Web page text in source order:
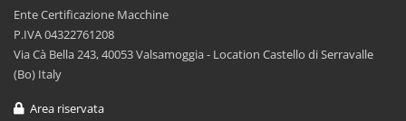
Ente Certificazione Macchine
P.IVA 04322761208
Via Cà Bella 243, 40053 Valsamoggia - Location Castello di Serravalle
(Bo) Italy
Area riservata